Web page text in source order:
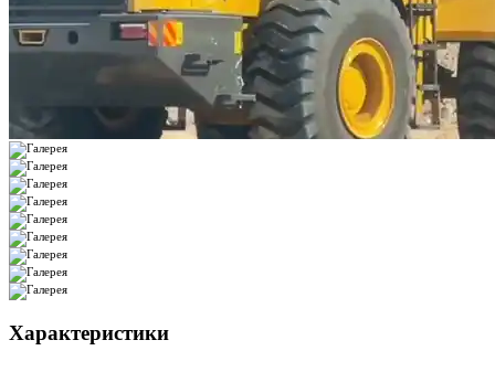
Характеристики